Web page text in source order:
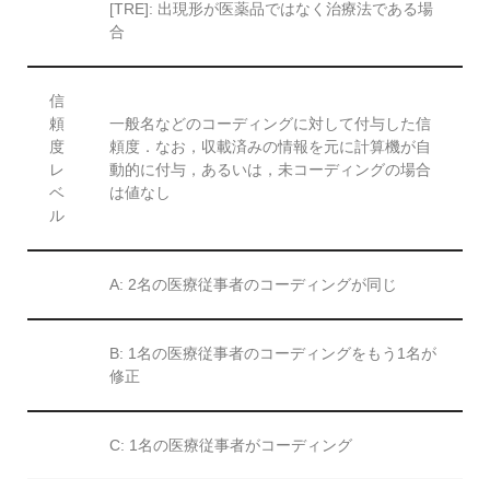
[TRE]: 出現形が医薬品ではなく治療法である場
合
信
頼
度
レ
ベ
ル
一般名などのコーディングに対して付与した信
頼度．なお，収載済みの情報を元に計算機が自
動的に付与，あるいは，未コーディングの場合
は値なし
A: 2名の医療従事者のコーディングが同じ
B: 1名の医療従事者のコーディングをもう1名が
修正
C: 1名の医療従事者がコーディング